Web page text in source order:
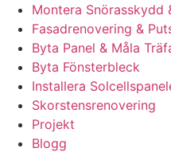
Montera Snörasskydd
Fasadrenovering &
Byta Panel & Måla
Byta Fönsterbleck
Installera
Skorstensrenovering
Projekt
Blogg